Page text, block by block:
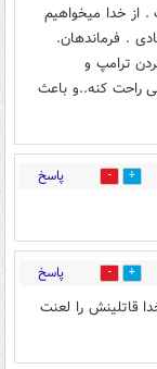
خدا میخواهیم
. فرماندهان.
ترامپ و
راحت کنه..و باعث
5 پاسخ
8 پاسخ
قاتلینش را لعنت